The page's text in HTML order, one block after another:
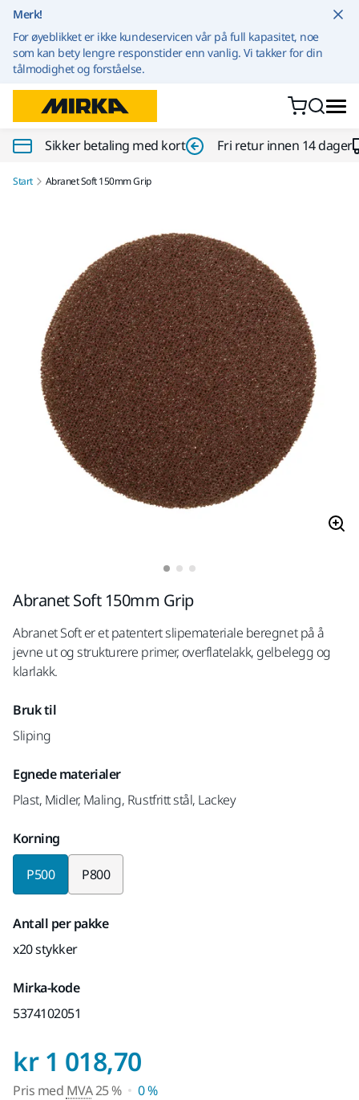
Merk!
For øyeblikket er ikke kundeservicen vår på full kapasitet, noe
som kan bety lengre responstider enn vanlig. Vi takker for din
tålmodighet og forståelse.
Sikker betaling med kort Fri retur innen 14 dager
Start Abranet Soft 150mm Grip
Abranet Soft 150mm Grip
Abranet Soft er et patentert slipemateriale beregnet på å
jevne ut og strukturere primer, overflatelakk, gelbelegg og
klarlakk.
Bruk til
Sliping
Egnede materialer
Plast, Midler, Maling, Rustfritt stål, Lackey
Korning
P500 P800
Antall per pakke
x20 stykker
Mirka-kode
5374102051
kr 1 018,70Pris med MVA 25
Pris med MVA25 %
0 %